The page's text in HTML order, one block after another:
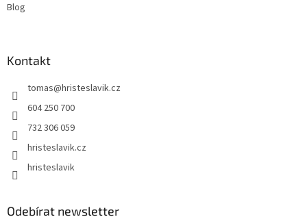
Blog
Kontakt
tomas@hristeslavik.cz
604 250 700
732 306 059
hristeslavik.cz
hristeslavik
Odebírat newsletter